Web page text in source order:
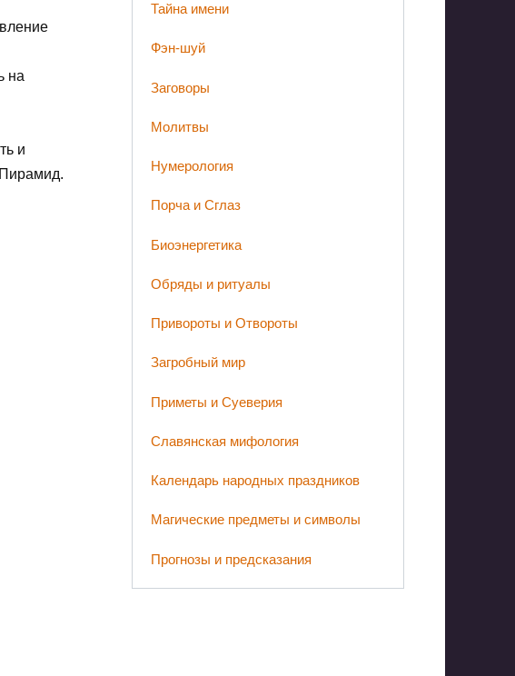
на
и
Тайна имени
Фэн-шуй
Заговоры
Молитвы
Нумерология
Порча и Сглаз
Биоэнергетика
Обряды и ритуалы
Привороты и Отвороты
Загробный мир
Приметы и Суеверия
Славянская мифология
Календарь народных праздников
Магические предметы и символы
Прогнозы и предсказания